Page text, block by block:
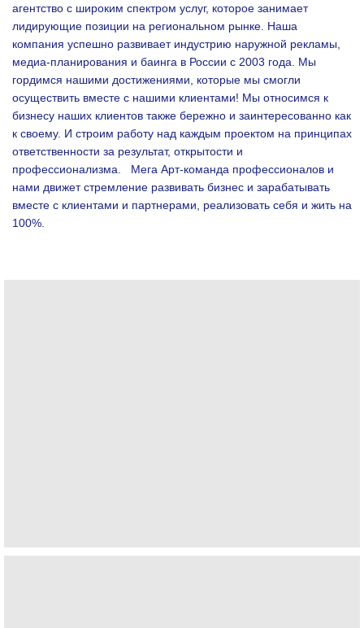
агентство с широким спектром услуг, которое занимает
лидирующие позиции на региональном рынке. Наша
компания успешно развивает индустрию наружной рекламы,
медиа-планирования и баинга в России с 2003 года. Мы
гордимся нашими достижениями, которые мы смогли
осуществить вместе с нашими клиентами! Мы относимся к
бизнесу наших клиентов также бережно и заинтересованно как
к своему. И строим работу над каждым проектом на принципах
ответственности за результат, открытости и
профессионализма. Мега Арт-команда профессионалов и
нами движет стремление развивать бизнес и зарабатывать
вместе с клиентами и партнерами, реализовать себя и жить на
100%.